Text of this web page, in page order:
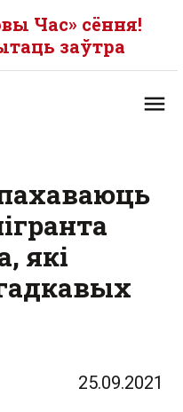
Час» сёння!
заўтра
які
25.09.2021